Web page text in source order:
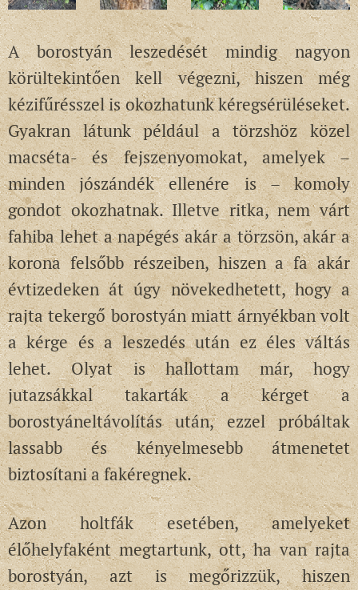
A borostyán leszedését mindig nagyon
körültekintően kell végezni, hiszen még
kézifűrésszel is okozhatunk kéregsérüléseket.
Gyakran látunk például a törzshöz közel
macséta- és fejszenyomokat, amelyek –
minden jószándék ellenére is – komoly
gondot okozhatnak. Illetve ritka, nem várt
fahiba lehet a napégés akár a törzsön, akár a
korona felsőbb részeiben, hiszen a fa akár
évtizedeken át úgy növekedhetett, hogy a
rajta tekergő borostyán miatt árnyékban volt
a kérge és a leszedés után ez éles váltás
lehet. Olyat is hallottam már, hogy
jutazsákkal takarták a kérget a
borostyáneltávolítás után, ezzel próbáltak
lassabb és kényelmesebb átmenetet
biztosítani a fakéregnek.
Azon holtfák esetében, amelyeket
élőhelyfaként megtartunk, ott, ha van rajta
borostyán, azt is megőrizzük, hiszen